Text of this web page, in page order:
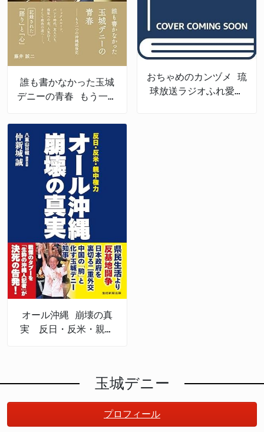
誰も書かなかった玉城
デニーの青春 もう一つ
おちゃめのカンヅメ 琉
球放送ラジオふれ愛パ
オール沖縄 崩壊の真
実 反日・反米・親中
玉城デニー
プロフィール